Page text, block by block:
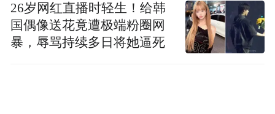
26岁网红直播时轻生！给韩
国偶像送花竟遭极端粉圈网
暴，辱骂持续多日将她逼死